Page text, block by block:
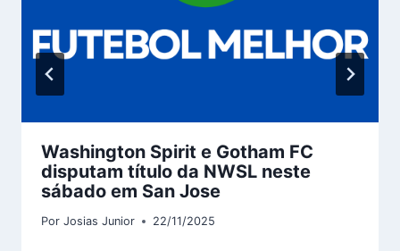
Washington Spirit e Gotham FC
disputam título da NWSL neste
sábado em San Jose
Por Josias Junior 22/11/2025